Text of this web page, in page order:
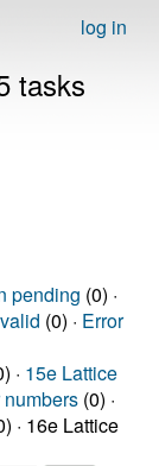
log in
tasks
pending (0) ·
(0) · Error
· 15e Lattice
(0) ·
· 16e Lattice